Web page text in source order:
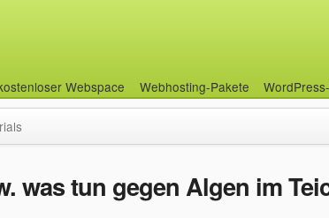
Webspace Webhosting-Pakete
was tun gegen Algen im